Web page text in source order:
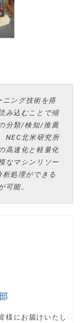
ング技術を搭
み込むことで傾
分類/検知/推薦
NEC北米研究所
高速化と軽量化
なマシンリソー
処理ができる
可能。
様にお届けいたし